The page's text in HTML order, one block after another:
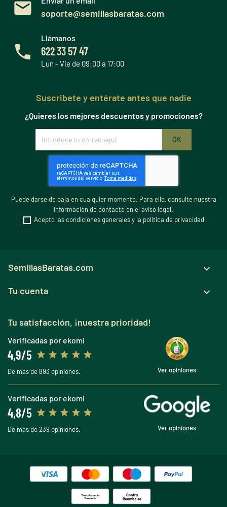
soporte@semillasbaratas.com
Llámanos
622 33 57 47
Lun - Vie de 09:00 a 17:00
Suscribete y entérate antes que nadie
¿Quieres los mejores descuentos y promociones?
Puede darse de baja en cualquier momento. Para ello, consulte nuestra
información de contacto en el aviso legal.
Acepto las condiciones generales y la política de privacidad
SemillasBaratas.com 
Tu cuenta 
Tu satisfacción, ¡nuestra prioridad!
Verificadas por ekomi
4,9/5
De más de 893 opiniones. Ver opiniones
Verificadas por ekomi
4,8/5
De más de 239 opiniones. Ver opiniones